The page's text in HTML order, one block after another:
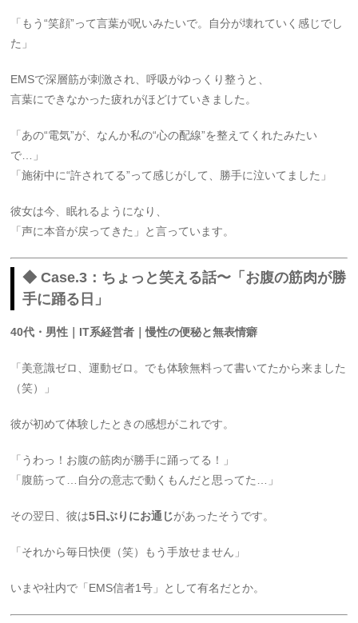
「もう“笑顔”って言葉が呪いみたいで。自分が壊れていく感じでし
た」
EMSで深層筋が刺激され、呼吸がゆっくり整うと、
言葉にできなかった疲れがほどけていきました。
「あの“電気”が、なんか私の“心の配線”を整えてくれたみたい
で…」
「施術中に“許されてる”って感じがして、勝手に泣いてました」
彼女は今、眠れるようになり、
「声に本音が戻ってきた」と言っています。
◆ Case.3：ちょっと笑える話〜「お腹の筋肉が勝
手に踊る日」
40代・男性｜IT系経営者｜慢性の便秘と無表情癖
「美意識ゼロ、運動ゼロ。でも体験無料って書いてたから来ました
（笑）」
彼が初めて体験したときの感想がこれです。
「うわっ！お腹の筋肉が勝手に踊ってる！」
「腹筋って…自分の意志で動くもんだと思ってた…」
その翌日、彼は5日ぶりにお通じがあったそうです。
「それから毎日快便（笑）もう手放せません」
いまや社内で「EMS信者1号」として有名だとか。